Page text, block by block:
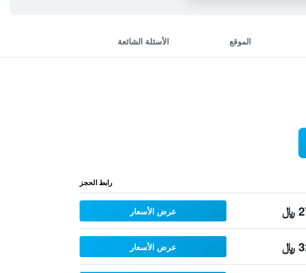
الموقع الأسئلة الشائعة
رابط الحجز
﷼ عرض الأسعار
﷼ عرض الأسعار